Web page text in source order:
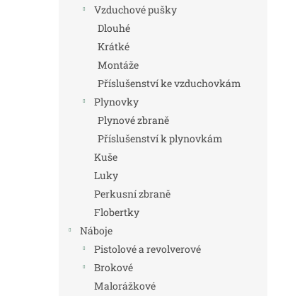
Vzduchové pušky
Dlouhé
Krátké
Montáže
Příslušenství ke vzduchovkám
Plynovky
Plynové zbraně
Příslušenství k plynovkám
Kuše
Luky
Perkusní zbraně
Flobertky
Náboje
Pistolové a revolverové
Brokové
Malorážkové